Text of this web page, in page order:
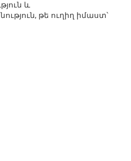
և
թե ուղիղ իմաստ՝